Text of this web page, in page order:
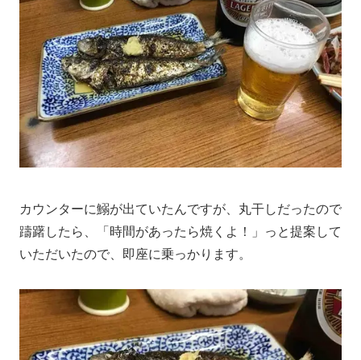
カウンターに鰯が出ていたんですが、丸干しだったので
躊躇したら、「時間があったら焼くよ！」っと提案して
いただいたので、即座に乗っかります。